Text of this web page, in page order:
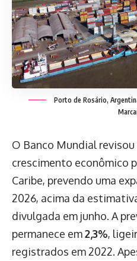
Porto de Rosário,
O Banco Mundial
crescimento econômico
Caribe, prevendo uma
2026, acima da
divulgada em junho. A
permanece em2,3%,
registrados em 2022.